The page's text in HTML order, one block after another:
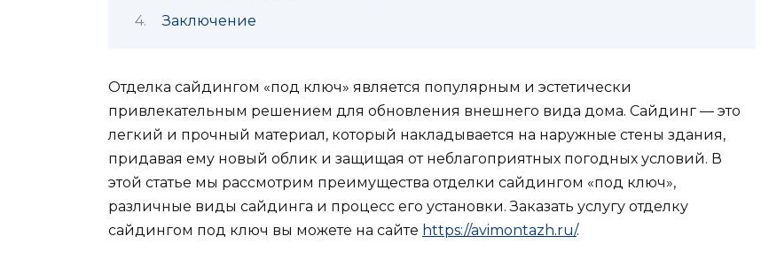
Заключение
Отделка сайдингом «под ключ» является популярным и эстетически
привлекательным решением для обновления внешнего вида дома. Сайдинг — это
легкий и прочный материал, который накладывается на наружные стены здания,
придавая ему новый облик и защищая от неблагоприятных погодных условий. В
этой статье мы рассмотрим преимущества отделки сайдингом «под ключ»,
различные виды сайдинга и процесс его установки. Заказать услугу отделку
сайдингом под ключ вы можете на сайте https://avimontazh.ru/.